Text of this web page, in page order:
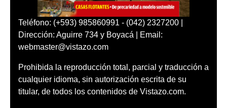
Teléfono: (+593) 985860991 - (042) 2327200 |
Dirección: Aguirre 734 y Boyacá | Email:
webmaster@vistazo.com
Prohibida la reproducción total, parcial y traducción a
cualquier idioma, sin autorización escrita de su
titular, de todos los contenidos de Vistazo.com.